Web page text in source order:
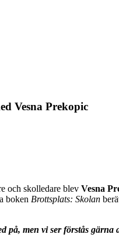
Vesna Prekopic
och skolledare blev Vesna
boken Brottsplats: Skolan
på, men vi ser förstås